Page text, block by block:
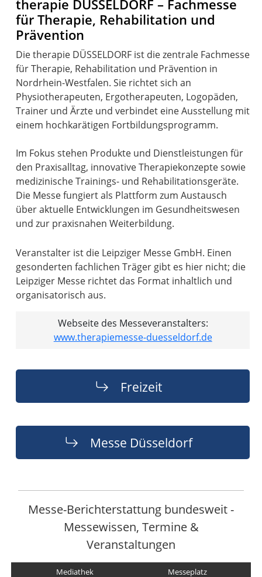
therapie DÜSSELDORF – Fachmesse
für Therapie, Rehabilitation und
Prävention
Die therapie DÜSSELDORF ist die zentrale Fachmesse
für Therapie, Rehabilitation und Prävention in
Nordrhein-Westfalen. Sie richtet sich an
Physiotherapeuten, Ergotherapeuten, Logopäden,
Trainer und Ärzte und verbindet eine Ausstellung mit
einem hochkarätigen Fortbildungsprogramm.
Im Fokus stehen Produkte und Dienstleistungen für
den Praxisalltag, innovative Therapiekonzepte sowie
medizinische Trainings- und Rehabilitationsgeräte.
Die Messe fungiert als Plattform zum Austausch
über aktuelle Entwicklungen im Gesundheitswesen
und zur praxisnahen Weiterbildung.
Veranstalter ist die Leipziger Messe GmbH. Einen
gesonderten fachlichen Träger gibt es hier nicht; die
Leipziger Messe richtet das Format inhaltlich und
organisatorisch aus.
Webseite des Messeveranstalters:
www.therapiemesse-duesseldorf.de
Freizeit
Messe Düsseldorf
Messe-Berichterstattung bundesweit -
Messewissen, Termine &
Veranstaltungen
Mediathek Messeplatz